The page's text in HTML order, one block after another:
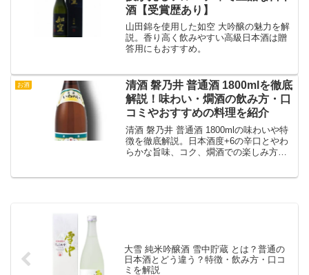
酒【受賞歴あり】
山田錦を使用した如空 大吟醸の魅力を解
説。香り高く飲みやすい高級日本酒は贈
答用にもおすすめ。
お酒
清酒 磐乃井 普通酒 1800mlを徹底
解説！味わい・燗酒の飲み方・口
コミやおすすめの料理を紹介
清酒 磐乃井 普通酒 1800mlの味わいや特
徴を徹底解説。日本酒度+6の辛口とやわ
らかな旨味、コク、燗酒での楽しみ方、
大雪 純米吟醸酒 雪中貯蔵 とは？普通の
日本酒とどう違う？特徴・飲み方・口コ
ミを解説